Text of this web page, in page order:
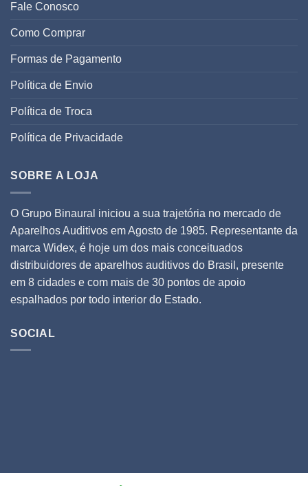
Fale Conosco
Como Comprar
Formas de Pagamento
Política de Envio
Política de Troca
Política de Privacidade
SOBRE A LOJA
O Grupo Binaural iniciou a sua trajetória no mercado de
Aparelhos Auditivos em Agosto de 1985. Representante da
marca Widex, é hoje um dos mais conceituados
distribuidores de aparelhos auditivos do Brasil, presente
em 8 cidades e com mais de 30 pontos de apoio
espalhados por todo interior do Estado.
SOCIAL